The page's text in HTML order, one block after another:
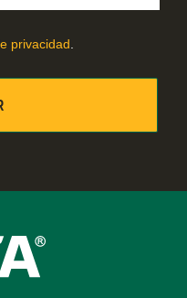
privacidad